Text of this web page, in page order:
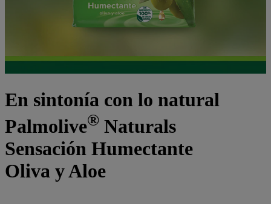
En sintonía con lo natural
Palmolive® Naturals
Sensación Humectante
Oliva y Aloe